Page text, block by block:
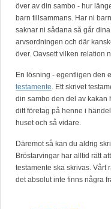
över av din sambo - hur
barn tillsammans. Har ni
saknar ni sådana så går
arvsordningen och där
över. Oavsett vilken relation
En lösning - egentligen den
testamente. Ett skrivet
din sambo den del av kakan
ditt företag på henne i
huset och så vidare.
Däremot så kan du aldrig
Bröstarvingar har alltid rätt
testamente ska skrivas. Vårt
det absolut inte finns några